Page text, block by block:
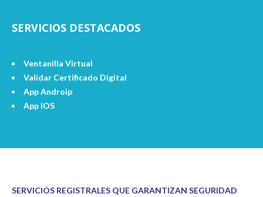
SERVICIOS DESTACADOS
Ventanilla Virtual
Validar Certificado Digital
App Androip
App IOS
SERVICIOS REGISTRALES QUE GARANTIZAN SEGURIDAD